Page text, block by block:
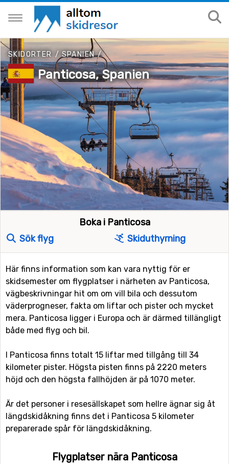
SKIDORTER / SPANIEN/
Panticosa, Spanien
Boka i Panticosa
Sök flyg
Skiduthyrning
Här finns information som kan vara nyttig för er
skidsemester om flygplatser i närheten av Panticosa,
vägbeskrivningar hit om om vill bila och dessutom
väderprogneser, fakta om liftar och pister och mycket
mera. Panticosa ligger i Europa och är därmed tillängligt
både med flyg och bil.
I Panticosa finns totalt 15 liftar med tillgång till 34
kilometer pister. Högsta pisten finns på 2220 meters
höjd och den högsta fallhöjden är på 1070 meter.
Är det personer i resesällskapet som hellre ägnar sig åt
längdskidåkning finns det i Panticosa 5 kilometer
preparerade spår för längdskidåkning.
Flygplatser nära Panticosa